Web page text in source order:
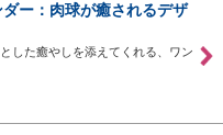
ー：肉球が癒されるデザ
した癒やしを添えてくれる、ワン